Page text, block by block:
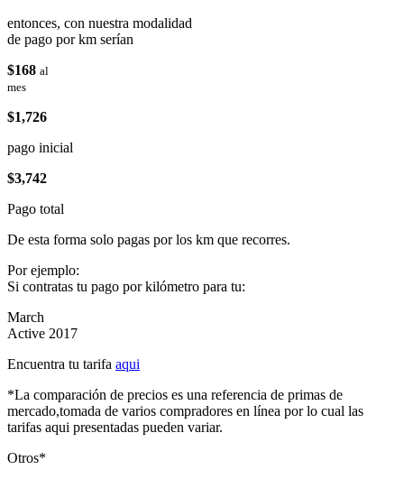
entonces, con nuestra modalidad
de pago por km serían
$168 al
mes
$1,726
pago inicial
$3,742
Pago total
De esta forma solo pagas por los km que recorres.
Por ejemplo:
Si contratas tu pago por kilómetro para tu:
March
Active 2017
Encuentra tu tarifa aqui
*La comparación de precios es una referencia de primas de
mercado,tomada de varios compradores en línea por lo cual las
tarifas aqui presentadas pueden variar.
Otros*